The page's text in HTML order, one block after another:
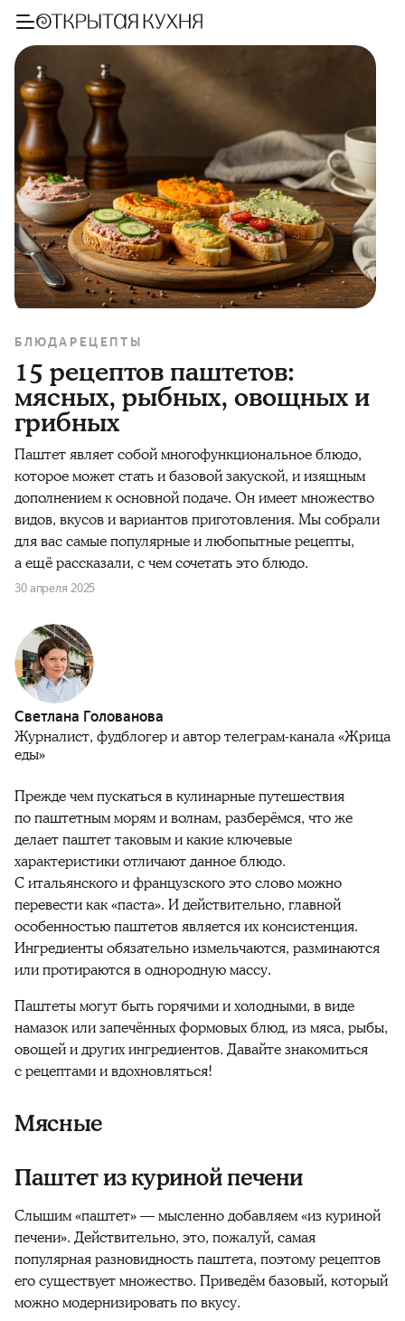
БЛЮДА РЕЦЕПТЫ
15 рецептов паштетов:
мясных, рыбных, овощных и
грибных
Паштет являет собой многофункциональное блюдо,
которое может стать и базовой закуской, и изящным
дополнением к основной подаче. Он имеет множество
видов, вкусов и вариантов приготовления. Мы собрали
для вас самые популярные и любопытные рецепты,
а ещё рассказали, с чем сочетать это блюдо.
30 апреля 2025
Светлана Голованова
Журналист, фудблогер и автор телеграм-канала «Жрица
еды»
Прежде чем пускаться в кулинарные путешествия
по паштетным морям и волнам, разберёмся, что же
делает паштет таковым и какие ключевые
характеристики отличают данное блюдо.
С итальянского и французского это слово можно
перевести как «паста». И действительно, главной
особенностью паштетов является их консистенция.
Ингредиенты обязательно измельчаются, разминаются
или протираются в однородную массу.
Паштеты могут быть горячими и холодными, в виде
намазок или запечённых формовых блюд, из мяса, рыбы,
овощей и других ингредиентов. Давайте знакомиться
с рецептами и вдохновляться!
Мясные
Паштет из куриной печени
Слышим «паштет» — мысленно добавляем «из куриной
печени». Действительно, это, пожалуй, самая
популярная разновидность паштета, поэтому рецептов
его существует множество. Приведём базовый, который
можно модернизировать по вкусу.